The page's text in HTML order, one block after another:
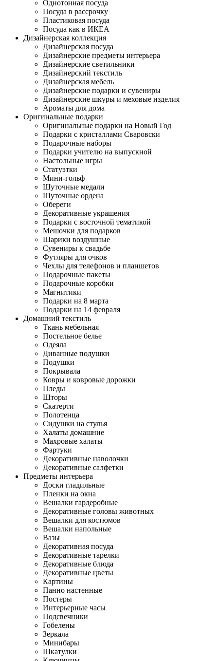
Однотонная посуда
Посуда в рассрочку
Пластиковая посуда
Посуда как в ИКЕА
Дизайнерская коллекция
Дизайнерская посуда
Дизайнерские предметы интерьера
Дизайнерские светильники
Дизайнерский текстиль
Дизайнерская мебель
Дизайнерские подарки и сувениры
Дизайнерские шкуры и меховые изделия
Ароматы для дома
Оригинальные подарки
Оригинальные подарки на Новый Год
Подарки с кристаллами Сваровски
Подарочные наборы
Подарки учителю на выпускной
Настольные игры
Статуэтки
Мини-гольф
Шуточные медали
Шуточные ордена
Обереги
Декоративные украшения
Подарки с восточной тематикой
Мешочки для подарков
Шарики воздушные
Сувениры к свадьбе
Футляры для очков
Чехлы для телефонов и планшетов
Подарочные пакеты
Подарочные коробки
Магнитики
Подарки на 8 марта
Подарки на 14 февраля
Домашний текстиль
Ткань мебельная
Постельное белье
Одеяла
Диванные подушки
Подушки
Покрывала
Ковры и ковровые дорожки
Пледы
Шторы
Скатерти
Полотенца
Сидушки на стулья
Халаты домашние
Махровые халаты
Фартуки
Декоративные наволочки
Декоративные салфетки
Предметы интерьера
Доски гладильные
Пленки на окна
Вешалки гардеробные
Декоративные головы животных
Вешалки для костюмов
Вешалки напольные
Вазы
Декоративная посуда
Декоративные тарелки
Декоративные блюда
Декоративные цветы
Картины
Панно настенные
Постеры
Интерьерные часы
Подсвечники
Гобелены
Зеркала
Минибары
Шкатулки